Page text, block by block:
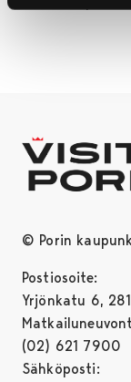
© Porin
Postiosoite:
Yrjönkatu 6,
(02) 621 7900
Sähköposti: